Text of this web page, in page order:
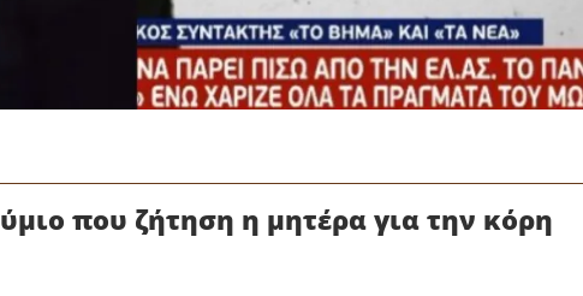
που ζήτηση η μητέρα για την κόρη